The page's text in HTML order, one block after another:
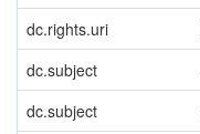
dc.rights.uri
dc.subject
dc.subject